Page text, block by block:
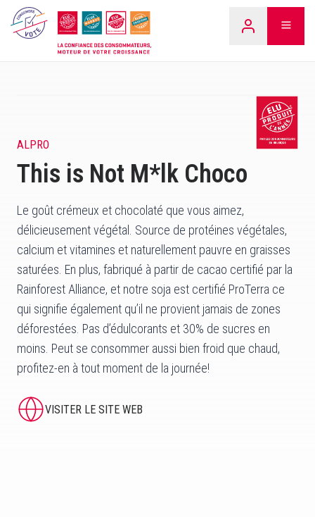
Aller
LEARN
ALPRO
This is Not M*lk Choco
Le goût crémeux et chocolaté que vous aimez,
délicieusement végétal. Source de protéines végétales,
calcium et vitamines et naturellement pauvre en graisses
saturées. En plus, fabriqué à partir de cacao certifié par la
Rainforest Alliance, et notre soja est certifié ProTerra ce
qui signifie également qu’il ne provient jamais de zones
déforestées. Pas d’édulcorants et 30% de sucres en
moins. Peut se consommer aussi bien froid que chaud,
profitez-en à tout moment de la journée!
VISITER LE SITE WEB